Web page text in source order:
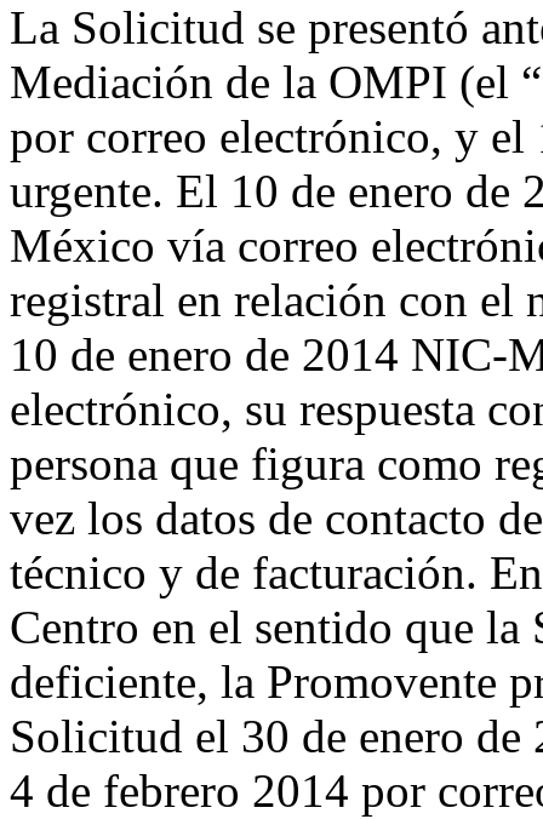
La Solicitud se presentó
Mediación de la OMPI (el
por correo electrónico, y el
urgente. El 10 de enero de
México vía correo
registral en relación con el
10 de enero de 2014 NIC-
electrónico, su respuesta
persona que figura como
vez los datos de contacto
técnico y de facturación.
Centro en el sentido que
deficiente, la Promovente
Solicitud el 30 de enero
4 de febrero 2014 por